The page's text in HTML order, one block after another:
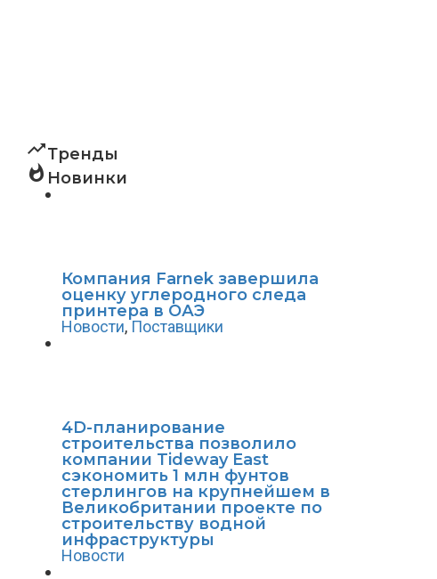
trending_upТренды
whatshot Новинки
Компания Farnek завершила
оценку углеродного следа
принтера в ОАЭ
Новости, Поставщики
4D-планирование
строительства позволило
компании Tideway East
сэкономить 1 млн фунтов
стерлингов на крупнейшем в
Великобритании проекте по
строительству водной
инфраструктуры
Новости